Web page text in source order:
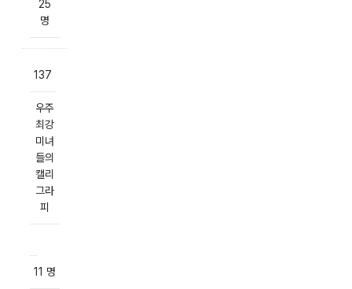
25
명
137
우주
최강
미녀
들의
캘리
그라
피
11 명